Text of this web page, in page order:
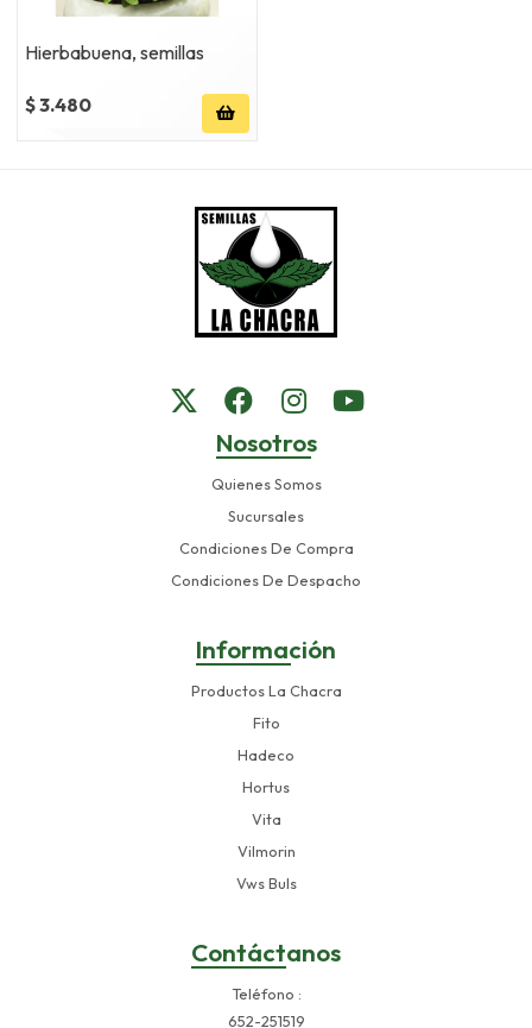
Hierbabuena, semillas
$ 3.480
Nosotros
Quienes Somos
Sucursales
Condiciones De Compra
Condiciones De Despacho
Información
Productos La Chacra
Fito
Hadeco
Hortus
Vita
Vilmorin
Vws Buls
Contáctanos
Teléfono
652-251519